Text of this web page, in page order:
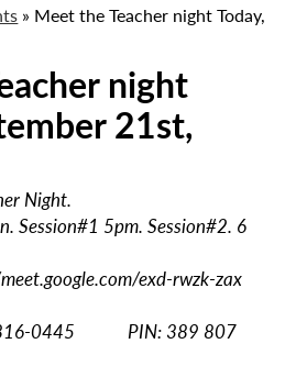
» Meet the Teacher night Today,
night
21st,
Night.
Session#1 5pm. Session#2. 6
exd-rwzk-zax
816-0445‬ PIN: ‪389 807